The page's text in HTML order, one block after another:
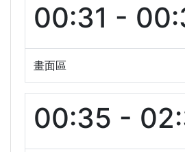
00:31 -
畫面區
00:35 -